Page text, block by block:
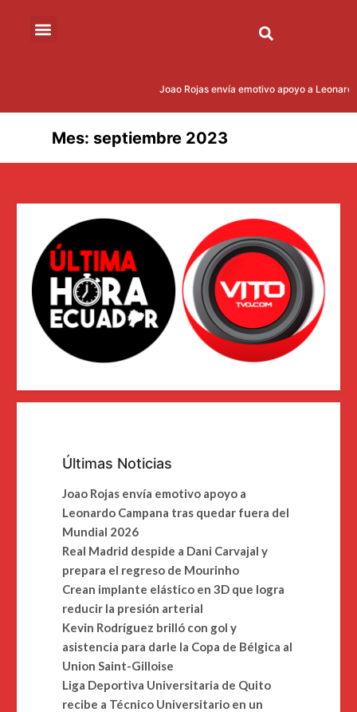
Joao Rojas envía emotivo apoyo a
Mes: septiembre 2023
Últimas Noticias
Joao Rojas envía emotivo apoyo a
Leonardo Campana tras quedar fuera del
Mundial 2026
Real Madrid despide a Dani Carvajal y
prepara el regreso de Mourinho
Crean implante elástico en 3D que logra
reducir la presión arterial
Kevin Rodríguez brilló con gol y
asistencia para darle la Copa de Bélgica al
Union Saint-Gilloise
Liga Deportiva Universitaria de Quito
recibe a Técnico Universitario en un